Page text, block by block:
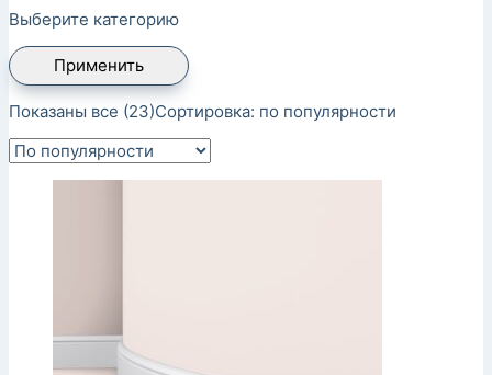
Выберите категорию
Применить
Показаны все (23)Сортировка: по популярности